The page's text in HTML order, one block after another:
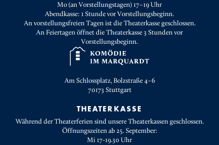
Mo (an Vorstellungstagen) 17–19 Uhr
Abendkasse: 1 Stunde vor Vorstellungsbeginn.
An vorstellungsfreien Tagen ist die Theaterkasse geschlossen.
An Feiertagen öffnet die Theaterkasse 3 Stunden vor
Vorstellungsbeginn.
Am Schlossplatz, Bolzstraße 4–6
70173 Stuttgart
THEATERKASSE
Während der Theaterferien sind unsere Theaterkassen geschlossen.
Öffnungszeiten ab 25. September:
Mi 17-19.30 Uhr